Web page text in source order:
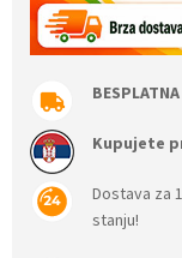
Kupujete
Dostava za
stanju!